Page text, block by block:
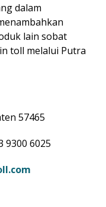
dalam
lain sobat
toll melalui Putra
57465
9300 6025